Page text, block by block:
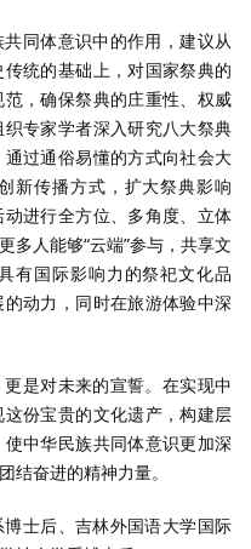
同体意识中的作用，建议从
统的基础上，对国家祭典的
，确保祭典的庄重性、权威
专家学者深入研究八大祭典
过通俗易懂的方式向社会大
新传播方式，扩大祭典影响
进行全方位、多角度、立体
多人能够“云端”参与，共享文
有国际影响力的祭祀文化品
动力，同时在旅游体验中深
是对未来的宣誓。在实现中
份宝贵的文化遗产，构建层
中华民族共同体意识更加深
结奋进的精神力量。
博士后、吉林外国语大学国际